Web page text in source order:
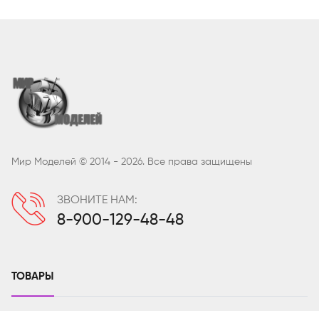
Мир Моделей © 2014 - 2026. Все права защищены
ЗВОНИТЕ НАМ:
8-900-129-48-48
ТОВАРЫ